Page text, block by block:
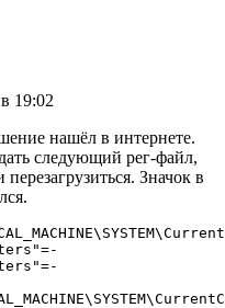
19:02
нашёл в интернете.
следующий рег-файл,
перезагрузиться. Значок в